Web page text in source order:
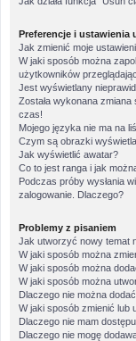
Preferencje i ustawienia
Jak zmienić moje
W jaki sposób można
użytkowników
Jest wyświetlany
Została wykonana
czas!
Mojego języka nie ma na
Czym są obrazki
Jak wyświetlić awatar?
Co to jest ranga i jak
Podczas próby wysłania
zalogowanie. Dlaczego?
Problemy z pisaniem
Jak utworzyć nowy temat
W jaki sposób można
W jaki sposób można
W jaki sposób można
Dlaczego nie można
W jaki sposób zmienić lub
Dlaczego nie mam
Dlaczego nie mogę